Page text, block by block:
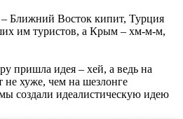
Ближний Восток кипит, Турция
им туристов, а Крым – хм-м-м,
пришла идея – хей, а ведь на
не хуже, чем на шезлонге
создали идеалистическую идею